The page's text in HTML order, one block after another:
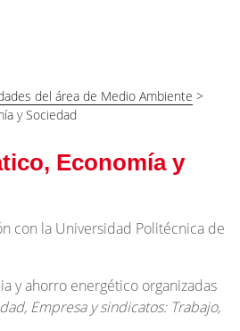
del área de Medio Ambiente >
y Sociedad
Economía y
con la Universidad Politécnica de
y ahorro energético organizadas
Empresa y sindicatos: Trabajo,